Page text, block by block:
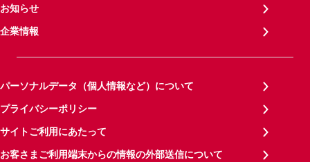
お知らせ
企業情報
パーソナルデータ（個人情報など）について
プライバシーポリシー
サイトご利用にあたって
お客さまご利用端末からの情報の外部送信について